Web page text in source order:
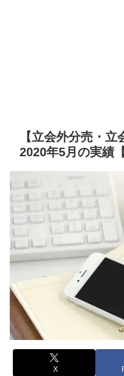
【立会外分売・
2020年5月の実績
X